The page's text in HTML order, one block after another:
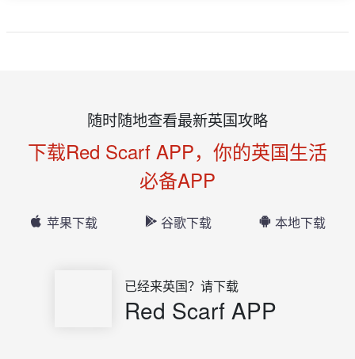
随时随地查看最新英国攻略
下载Red Scarf APP，你的英国生活
必备APP
苹果下载 谷歌下载 本地下载
已经来英国？请下载
Red Scarf APP